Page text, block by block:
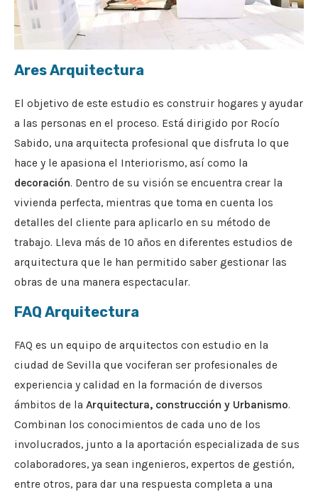
Ares Arquitectura
El objetivo de este estudio es construir hogares y ayudar
a las personas en el proceso. Está dirigido por Rocío
Sabido, una arquitecta profesional que disfruta lo que
hace y le apasiona el Interiorismo, así como la
decoración. Dentro de su visión se encuentra crear la
vivienda perfecta, mientras que toma en cuenta los
detalles del cliente para aplicarlo en su método de
trabajo. Lleva más de 10 años en diferentes estudios de
arquitectura que le han permitido saber gestionar las
obras de una manera espectacular.
FAQ Arquitectura
FAQ es un equipo de arquitectos con estudio en la
ciudad de Sevilla que vociferan ser profesionales de
experiencia y calidad en la formación de diversos
ámbitos de la Arquitectura, construcción y Urbanismo.
Combinan los conocimientos de cada uno de los
involucrados, junto a la aportación especializada de sus
colaboradores, ya sean ingenieros, expertos de gestión,
entre otros, para dar una respuesta completa a una